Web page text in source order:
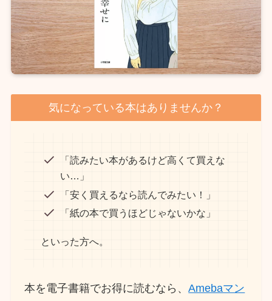
気になっている本はありませんか？
「読みたい本があるけど高くて買えな
い…」
「安く買えるなら読んでみたい！」
「紙の本で買うほどじゃないかな」
といった方へ。
本を電子書籍でお得に読むなら、Amebaマン